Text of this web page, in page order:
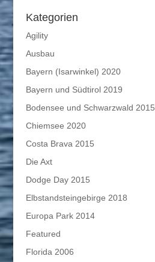
Kategorien
Agility
Ausbau
Bayern (Isarwinkel) 2020
Bayern und Südtirol 2019
Bodensee und Schwarzwald 2015
Chiemsee 2020
Costa Brava 2015
Die Axt
Dodge Day 2015
Elbstandsteingebirge 2018
Europa Park 2014
Featured
Florida 2006